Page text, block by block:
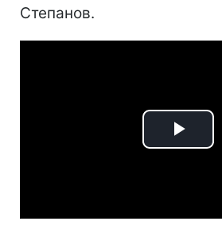
Степанов.
Play